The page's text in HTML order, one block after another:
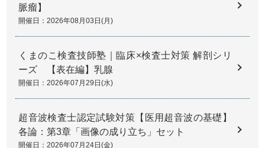
脈瘤】
開催日：2026年08月03日(月)
くまのこ検査技師塾｜臨床×検査士対策 解剖シリ
ーズ 【表在編】乳腺
開催日：2026年07月29日(水)
超音波検査士認定試験対策【医用超音波の基礎】
各論：第3章「画像の成り立ち」セット
開催日：2026年07月24日(金)